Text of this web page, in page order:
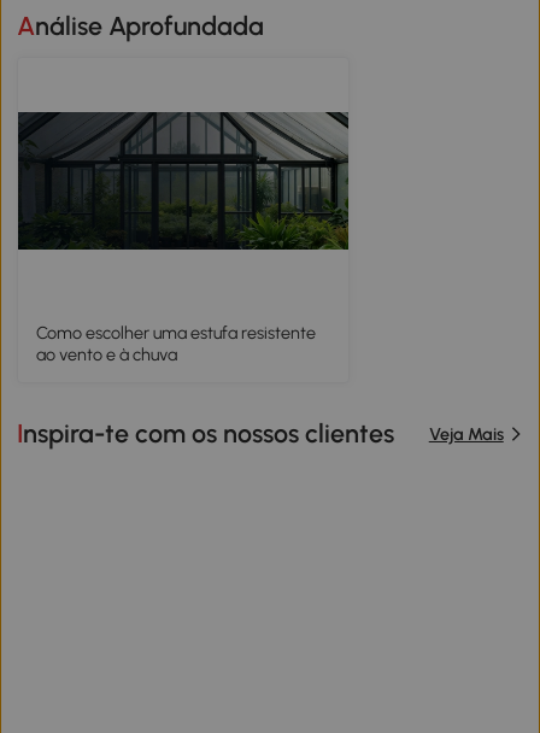
Análise Aprofundada
Como escolher uma estufa resistente
ao vento e à chuva
Inspira-te com os nossos clientes Veja Mais